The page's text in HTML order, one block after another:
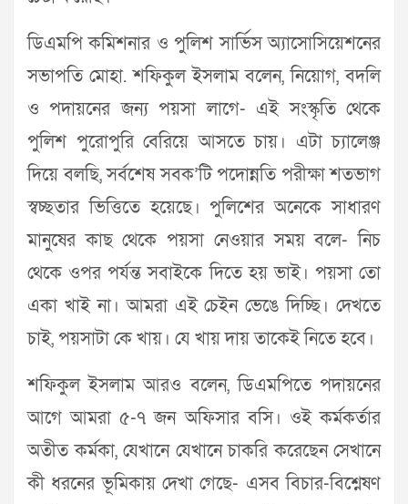
ডিএমপি কমিশনার ও পুলিশ সার্ভিস অ্যাসোসিয়েশনের
সভাপতি মোহা. শফিকুল ইসলাম বলেন, নিয়োগ, বদলি
ও পদায়নের জন্য পয়সা লাগে- এই সংস্কৃতি থেকে
পুলিশ পুরোপুরি বেরিয়ে আসতে চায়। এটা চ্যালেঞ্জ
দিয়ে বলছি, সর্বশেষ সবক’টি পদোন্নতি পরীক্ষা শতভাগ
স্বচ্ছতার ভিত্তিতে হয়েছে। পুলিশের অনেকে সাধারণ
মানুষের কাছ থেকে পয়সা নেওয়ার সময় বলে- নিচ
থেকে ওপর পর্যন্ত সবাইকে দিতে হয় ভাই। পয়সা তো
একা খাই না। আমরা এই চেইন ভেঙে দিচ্ছি। দেখতে
চাই, পয়সাটা কে খায়। যে খায় দায় তাকেই নিতে হবে।
শফিকুল ইসলাম আরও বলেন, ডিএমপিতে পদায়নের
আগে আমরা ৫-৭ জন অফিসার বসি। ওই কর্মকর্তার
অতীত কর্মকা, যেখানে যেখানে চাকরি করেছেন সেখানে
কী ধরনের ভূমিকায় দেখা গেছে- এসব বিচার-বিশ্নেষণ